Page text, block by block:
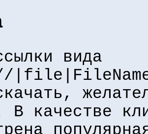
вида
В качестве